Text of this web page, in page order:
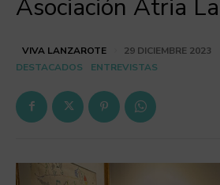
Asociación Atria
VIVA LANZAROTE
29 DICIEMBRE 2023
DESTACADOS
ENTREVISTAS